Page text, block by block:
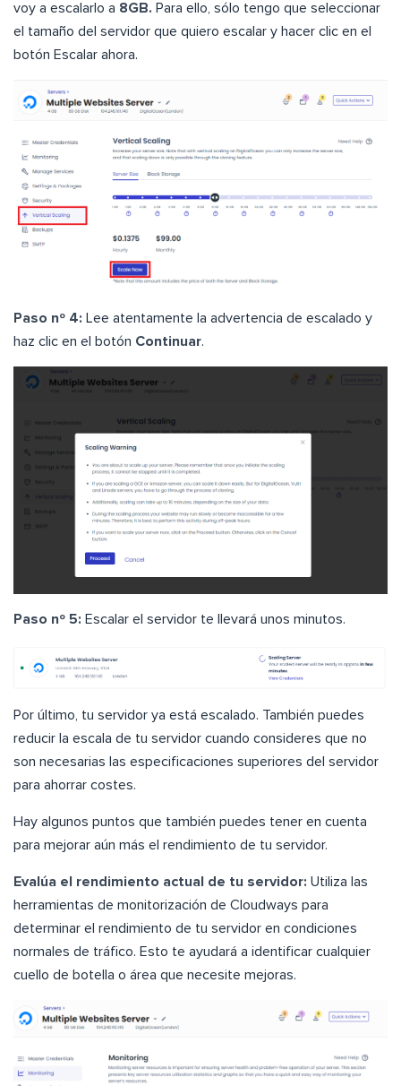
voy a escalarlo a 8GB. Para ello, sólo tengo que seleccionar
el tamaño del servidor que quiero escalar y hacer clic en el
botón Escalar ahora.
Paso nº 4: Lee atentamente la advertencia de escalado y
haz clic en el botón Continuar.
Paso nº 5: Escalar el servidor te llevará unos minutos.
Por último, tu servidor ya está escalado. También puedes
reducir la escala de tu servidor cuando consideres que no
son necesarias las especificaciones superiores del servidor
para ahorrar costes.
Hay algunos puntos que también puedes tener en cuenta
para mejorar aún más el rendimiento de tu servidor.
Evalúa el rendimiento actual de tu servidor: Utiliza las
herramientas de monitorización de Cloudways para
determinar el rendimiento de tu servidor en condiciones
normales de tráfico. Esto te ayudará a identificar cualquier
cuello de botella o área que necesite mejoras.